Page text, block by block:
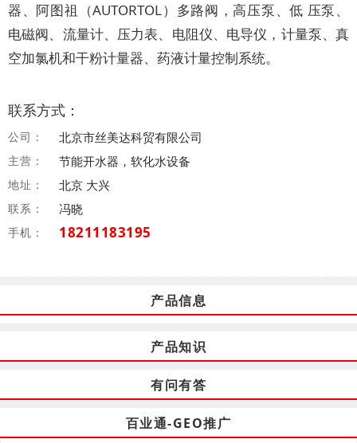
器、阿图祖（AUTORTOL）多路阀，高压泵、低 压泵、
电磁阀、流量计、压力表、电阻仪、电导仪，计量泵、真
空加氯机和干粉计量器、药液计量控制系统。
联系方式：
公司： 北京市丝美达科贸有限公司
主营： 节能开水器，软化水设备
地址： 北京 大兴
联系： 冯晓
手机： 18211183195
产品信息
产品知识
有问有答
百业通-GEO推广